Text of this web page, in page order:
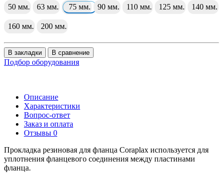
50 мм. 63 мм. 75 мм. 90 мм. 110 мм. 125 мм. 140 мм.
160 мм. 200 мм.
В закладки В сравнение
Подбор оборудования
Описание
Характеристики
Вопрос-ответ
Заказ и оплата
Отзывы 0
Прокладка резиновая для фланца Coraplax используется для
уплотнения фланцевого соединения между пластинами
фланца.